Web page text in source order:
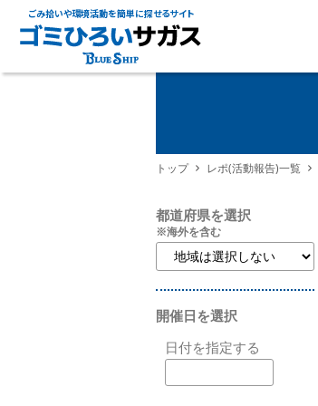
ごみ拾いや環境活動を簡単に探せるサイト
トップ レポ(活動報告)一覧
都道府県を選択
※海外を含む
開催日を選択
日付を指定する